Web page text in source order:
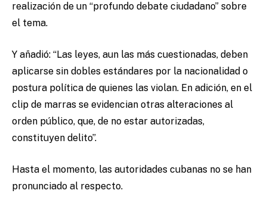
realización de un “profundo debate ciudadano” sobre
el tema.
Y añadió: “Las leyes, aun las más cuestionadas, deben
aplicarse sin dobles estándares por la nacionalidad o
postura política de quienes las violan. En adición, en el
clip de marras se evidencian otras alteraciones al
orden público, que, de no estar autorizadas,
constituyen delito”.
Hasta el momento, las autoridades cubanas no se han
pronunciado al respecto.